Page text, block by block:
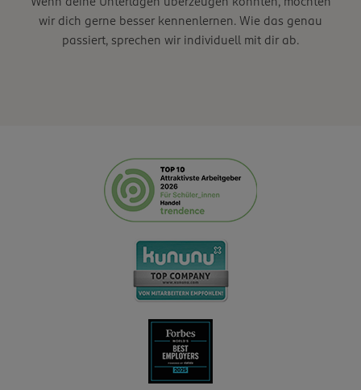
wir dich gerne besser kennenlernen. Wie das genau
passiert, sprechen wir individuell mit dir ab.